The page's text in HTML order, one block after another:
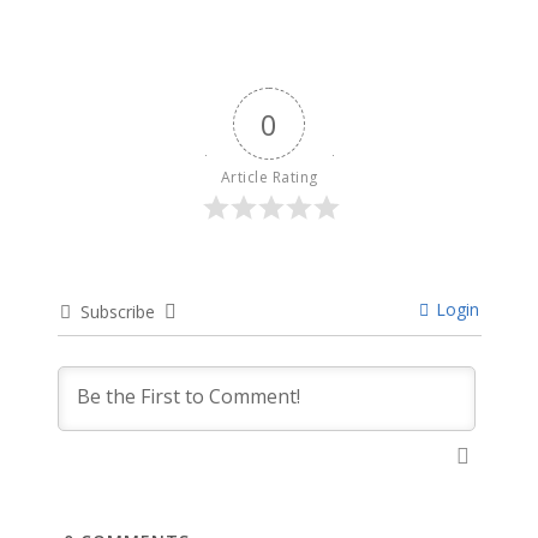
0
Article Rating
Subscribe Login